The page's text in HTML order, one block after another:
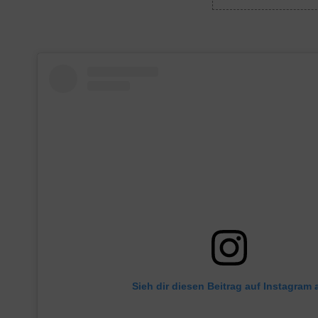
Sieh dir diesen Beitrag auf Instagram